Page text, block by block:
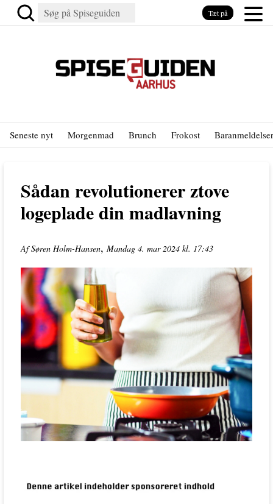
Seneste nyt Morgenmad Brunch Frokost Baranmeldelser
Sådan revolutionerer ztove
logeplade din madlavning
Af Søren Holm-Hansen, Mandag 4. mar 2024 kl. 17:43
Tæt på